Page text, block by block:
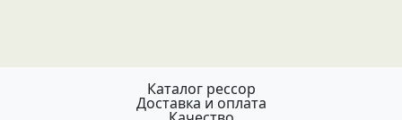
Каталог рессор
Доставка и оплата